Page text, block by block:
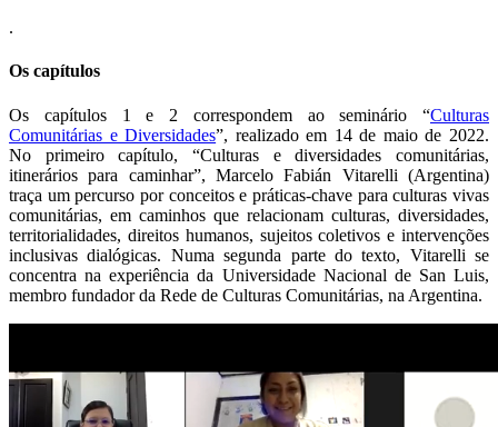
.
Os capítulos
Os capítulos 1 e 2 correspondem ao seminário “Culturas
Comunitárias e Diversidades”, realizado em 14 de maio de 2022.
No primeiro capítulo, “Culturas e diversidades comunitárias,
itinerários para caminhar”, Marcelo Fabián Vitarelli (Argentina)
traça um percurso por conceitos e práticas-chave para culturas vivas
comunitárias, em caminhos que relacionam culturas, diversidades,
territorialidades, direitos humanos, sujeitos coletivos e intervenções
inclusivas dialógicas. Numa segunda parte do texto, Vitarelli se
concentra na experiência da Universidade Nacional de San Luis,
membro fundador da Rede de Culturas Comunitárias, na Argentina.